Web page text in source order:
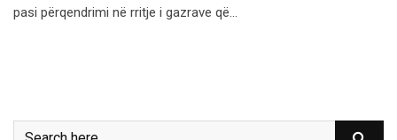
pasi përqendrimi në rritje i gazrave që…